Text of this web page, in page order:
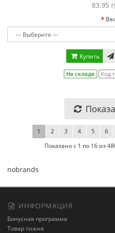
83.95
Купить
На складе Код
1 2 3 4 5 6
Показано с 1 по 16 из
nobrands
ИНФОРМАЦИЯ
Бонусная программа
Товар тижня